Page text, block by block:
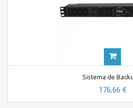
Sistema de
176,66 €